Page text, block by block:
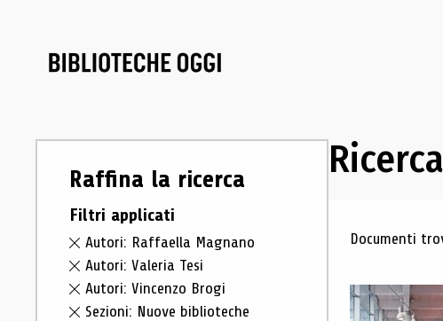
Raffina la ricerca
Filtri applicati
Autori: Raffaella Magnano
Autori: Valeria Tesi
Autori: Vincenzo Brogi
Sezioni: Nuove biblioteche
Ricerca
Documenti